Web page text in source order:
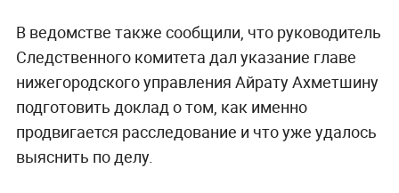
В ведомстве также сообщили, что руководитель
Следственного комитета дал указание главе
нижегородского управления Айрату Ахметшину
подготовить доклад о том, как именно
продвигается расследование и что уже удалось
выяснить по делу.